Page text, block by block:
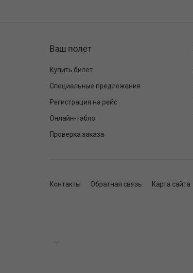
Ваш полет
Купить билет
Специальные предложения
Регистрация на рейс
Онлайн-табло
Проверка заказа
Контакты Обратная связь Карта сайта